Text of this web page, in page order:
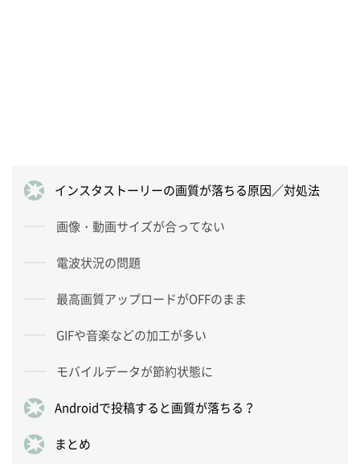
インスタストーリーの画質が落ちる原因／対処法
画像・動画サイズが合ってない
電波状況の問題
最高画質アップロードがOFFのまま
GIFや音楽などの加工が多い
モバイルデータが節約状態に
Androidで投稿すると画質が落ちる？
まとめ